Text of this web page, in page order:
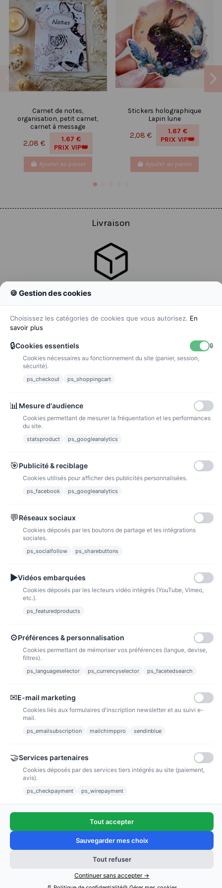
Ajouter au panier
Carnet de notes,
organisation, petit carnet,
carnet à message
2,08 €
1.67 €
PRIX VIP👑
Ajouter au panier
Stickers holographique
Lapin lune
2,08 €
1.67 €
PRIX VIP👑
Ajouter au panier
Livraison
La poste
Paiements sécurisés via paypal et paypal 4 fois sans frais
Fidélité
bons de réductions.
Notre société
Nous suivre
Newsletter
Voir tous les avis boutique
Copyright © 2011 - 2025 / poussieredestoiles.fr
🍪 Gestion des cookies
Choisissez les catégories de cookies que vous autorisez. En
savoir plus
🔒Cookies essentiels
🔒
Cookies nécessaires au fonctionnement du site (panier, session,
sécurité).
ps_checkout ps_shoppingcart
📊 Mesure d'audience
Cookies permettant de mesurer la fréquentation et les performances
du site.
statsproduct ps_googleanalytics
🎯Publicité & reciblage
Cookies utilisés pour afficher des publicités personnalisées.
ps_facebook ps_googleanalytics
💬Réseaux sociaux
Cookies déposés par les boutons de partage et les intégrations
sociales.
ps_socialfollow ps_sharebuttons
▶Vidéos embarquées
Cookies déposés par les lecteurs vidéo intégrés (YouTube, Vimeo,
etc.).
ps_featuredproducts
⚙Préférences & personnalisation
Cookies permettant de mémoriser vos préférences (langue, devise,
filtres).
ps_languageselector ps_currencyselector ps_facetedsearch
✉E-mail marketing
Cookies liés aux formulaires d'inscription newsletter et au suivi e-
mail.
ps_emailsubscription mailchimppro sendinblue
🤝Services partenaires
Cookies déposés par des services tiers intégrés au site (paiement,
avis).
ps_checkpayment ps_wirepayment
Tout accepter
Sauvegarder mes choix
Tout refuser
Continuer sans accepter →